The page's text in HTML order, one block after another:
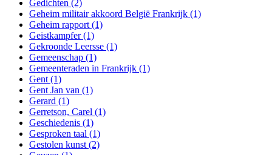
Gedichten (2)
Geheim militair akkoord België Frankrijk (1)
Geheim rapport (1)
Geistkampfer(1)
Gekroonde Leersse (1)
Gemeenschap (1)
Gemeenteraden in Frankrijk (1)
Gent (1)
Gent Jan van (1)
Gerard (1)
Gerretson, Carel (1)
Geschiedenis (1)
Gesproken taal (1)
Gestolen kunst (2)